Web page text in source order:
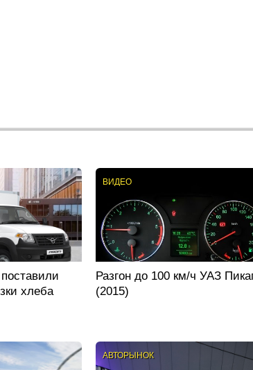
хлеба
ВИДЕО
Разгон до 100 км/ч УАЗ
(2015)
АВТОРЫНОК